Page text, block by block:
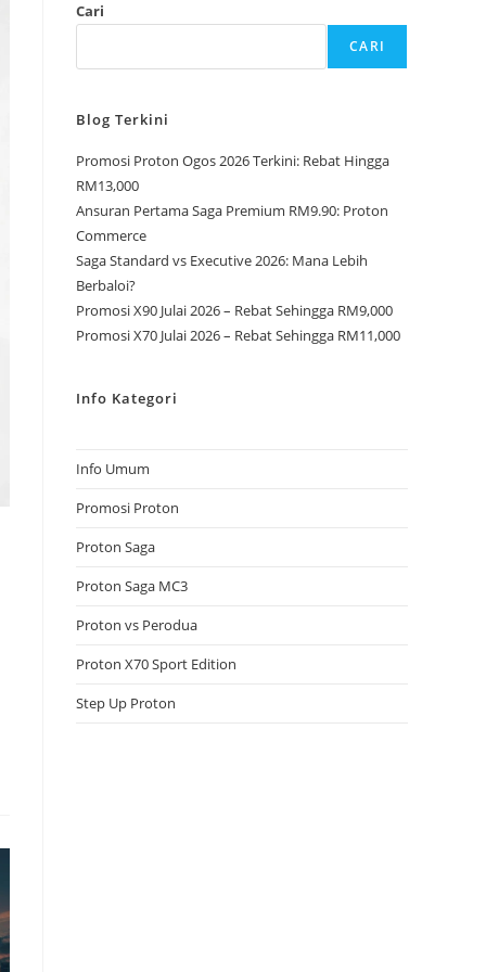
Cari
CARI
Blog Terkini
Promosi Proton Ogos 2026 Terkini: Rebat Hingga
RM13,000
Ansuran Pertama Saga Premium RM9.90: Proton
Commerce
Saga Standard vs Executive 2026: Mana Lebih
Berbaloi?
Promosi X90 Julai 2026 – Rebat Sehingga RM9,000
Promosi X70 Julai 2026 – Rebat Sehingga RM11,000
Info Kategori
Info Umum
Promosi Proton
Proton Saga
Proton Saga MC3
Proton vs Perodua
Proton X70 Sport Edition
Step Up Proton